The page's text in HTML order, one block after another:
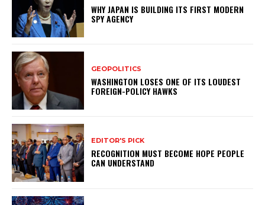
WHY JAPAN IS BUILDING ITS FIRST MODERN
SPY AGENCY
GEOPOLITICS
WASHINGTON LOSES ONE OF ITS LOUDEST
FOREIGN-POLICY HAWKS
EDITOR'S PICK
RECOGNITION MUST BECOME HOPE PEOPLE
CAN UNDERSTAND